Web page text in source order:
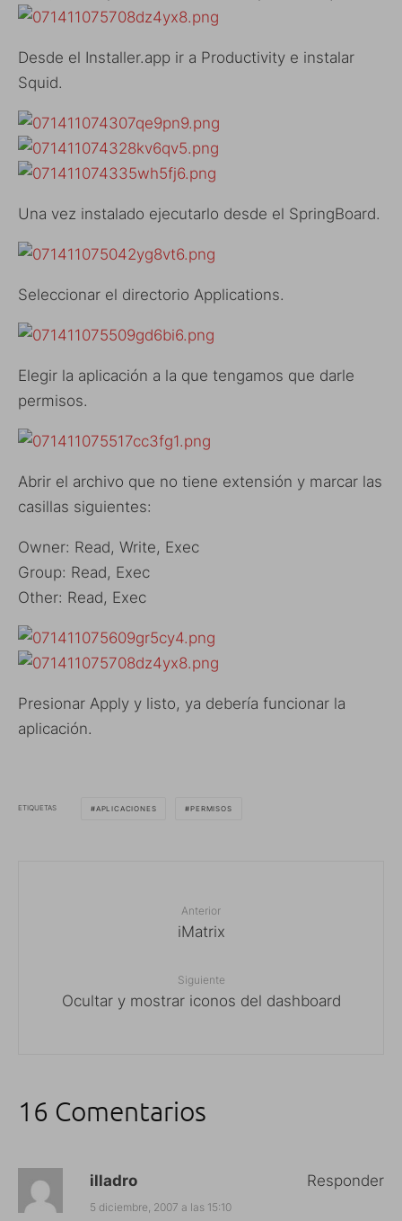
Desde el Installer.app ir a Productivity e instalar
Squid.
Una vez instalado ejecutarlo desde el SpringBoard.
Seleccionar el directorio Applications.
Elegir la aplicación a la que tengamos que darle
permisos.
Abrir el archivo que no tiene extensión y marcar las
casillas siguientes:
Owner: Read, Write, Exec
Group: Read, Exec
Other: Read, Exec
Presionar Apply y listo, ya debería funcionar la
aplicación.
ETIQUETAS APLICACIONES PERMISOS
Anterior
iMatrix
Siguiente
Ocultar y mostrar iconos del dashboard
16 Comentarios
illadro
5 diciembre, 2007 a las 15:10
Responder